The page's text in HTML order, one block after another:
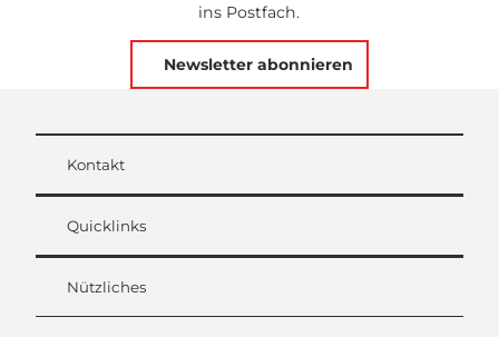
ins Postfach.
Newsletter abonnieren
Kontakt
Quicklinks
Nützliches